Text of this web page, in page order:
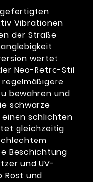
gefertigten
Vibrationen
der Straße
wertet
Neo-Retro-Stil
bewahren und
schwarze
schlichten
gleichzeitig
Beschichtung
und UV-
Rost und